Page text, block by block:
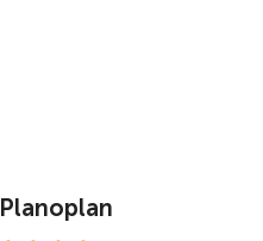
Planoplan